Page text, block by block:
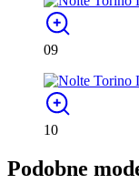
09
10
Podobne